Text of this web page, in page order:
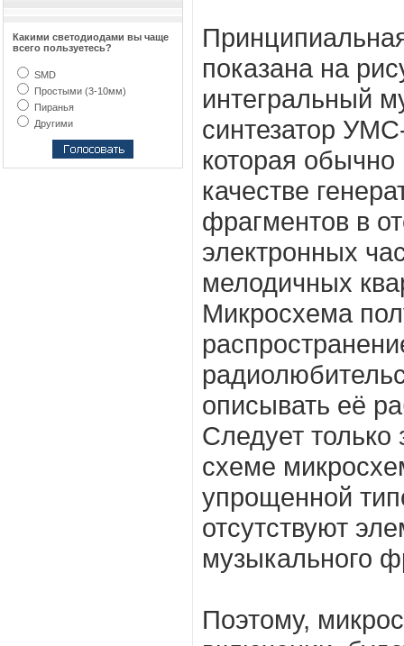
Какими светодиодами вы чаще
всего пользуетесь?
SMD
Простыми (3-10мм)
Пиранья
Другими
показана на
интегральный
синтезатор
которая обычно
качестве
фрагментов в
электронных
мелодичных
Микросхема
описывать её
Следует только
схеме
упрощенной
отсутствуют
музыкального
Поэтому,